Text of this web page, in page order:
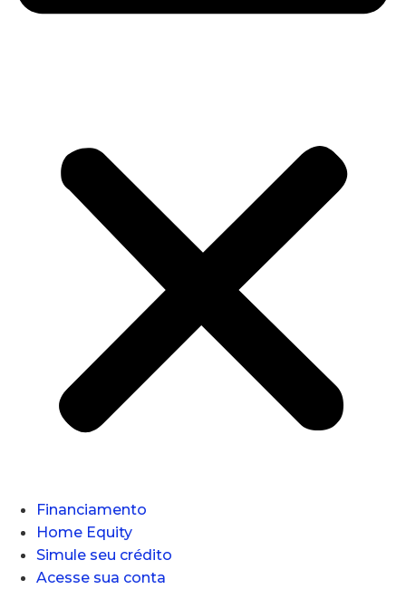
Financiamento
Home Equity
Simule seu crédito
Acesse sua conta